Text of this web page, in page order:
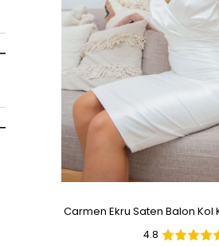
Carmen Ekru Saten Balon Kol
4.8